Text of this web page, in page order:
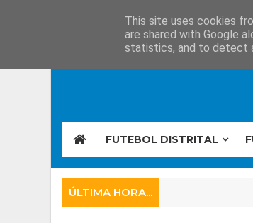
FUTEBOL DISTRITAL
ÚLTIMA HORA...
This site uses cookies
are shared with Google
statistics, and to detect